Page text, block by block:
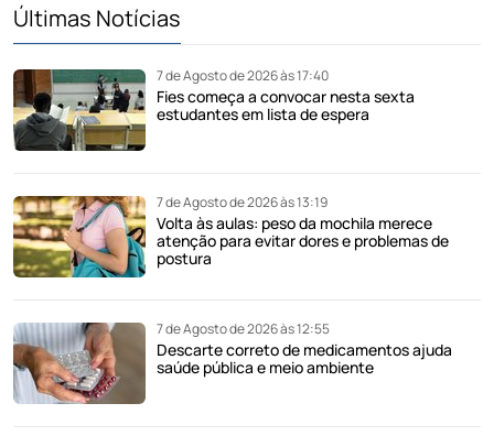
Últimas Notícias
7 de Agosto de 2026 às 17:40
Fies começa a convocar nesta sexta
estudantes em lista de espera
7 de Agosto de 2026 às 13:19
Volta às aulas: peso da mochila merece
atenção para evitar dores e problemas de
postura
7 de Agosto de 2026 às 12:55
Descarte correto de medicamentos ajuda
saúde pública e meio ambiente